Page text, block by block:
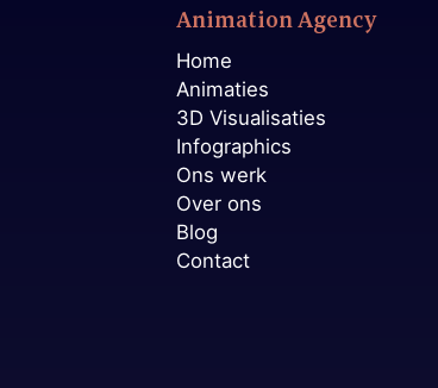
Animation Agency
Home
Animaties
3D Visualisaties
Infographics
Ons werk
Over ons
Blog
Contact